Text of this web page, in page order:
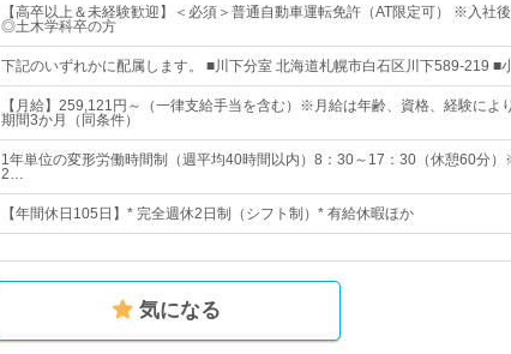
【高卒以上＆未経験歓迎】＜必須＞普通自動車運転免許（AT限定可） ※入社
◎土木学科卒の方
下記のいずれかに配属します。 ■川下分室 北海道札幌市白石区川下589-219 ■
【月給】259,121円～（一律支給手当を含む）※月給は年齢、資格、経験によ
期間3か月（同条件）
1年単位の変形労働時間制（週平均40時間以内）8：30～17：30（休憩60分）
2…
【年間休日105日】* 完全週休2日制（シフト制）* 有給休暇ほか
気になる